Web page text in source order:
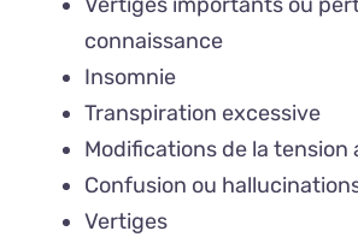
Vertiges importants ou
connaissance
Insomnie
Transpiration excessive
Modifications de la tension
Confusion ou
Vertiges